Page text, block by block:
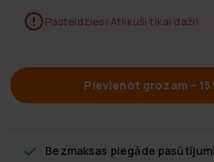
Pasteidzies! Atlikuši tikai daži!
Pievienot grozam –
Bezmaksas piegāde